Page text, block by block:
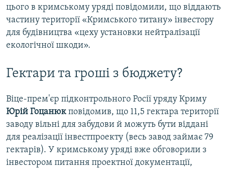
цього в кримському уряді повідомили, що віддають
частину території «Кримського титану» інвестору
для будівництва «цеху установки нейтралізації
екологічної шкоди».
Гектари та гроші з бюджету?
Віце-прем'єр підконтрольного Росії уряду Криму
Юрій Гоцанюкповідомив, що 11,5 гектара території
заводу вільні для забудови й можуть бути віддані
для реалізації інвестпроекту (весь завод займає 79
гектарів). У кримському уряді вже обговорили з
інвестором питання проектної документації,